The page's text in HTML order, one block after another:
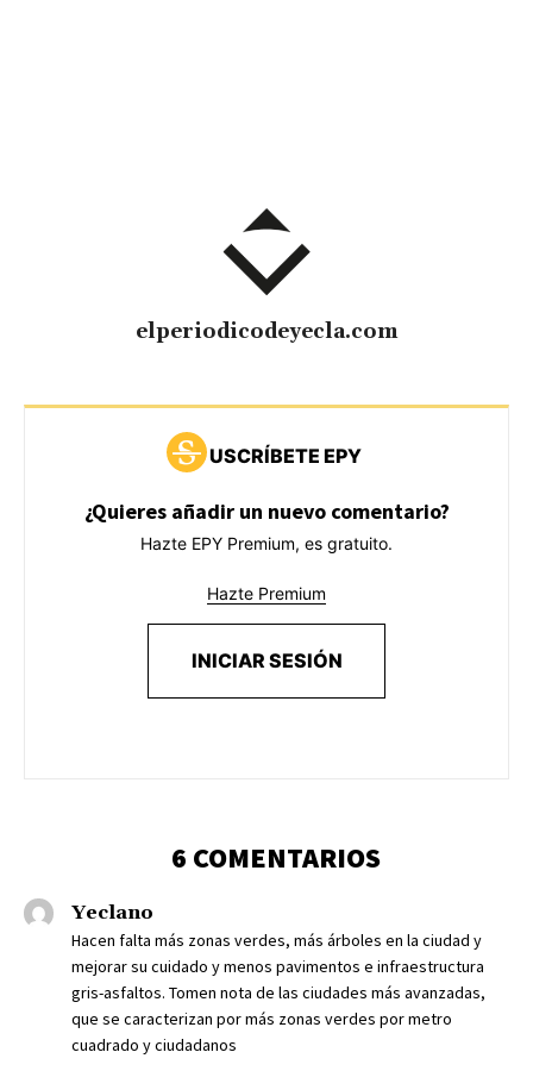
elperiodicodeyecla.com
USCRÍBETE EPY
¿Quieres añadir un nuevo comentario?
Hazte EPY Premium, es gratuito.
Hazte Premium
INICIAR SESIÓN
6 COMENTARIOS
Yeclano
Hacen falta más zonas verdes, más árboles en la ciudad y
mejorar su cuidado y menos pavimentos e infraestructura
gris-asfaltos. Tomen nota de las ciudades más avanzadas,
que se caracterizan por más zonas verdes por metro
cuadrado y ciudadanos